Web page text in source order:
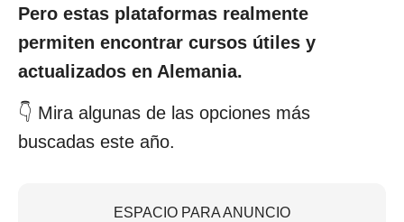
Pero estas plataformas realmente
permiten encontrar cursos útiles y
actualizados en Alemania.
👇 Mira algunas de las opciones más
buscadas este año.
ESPACIO PARA ANUNCIO